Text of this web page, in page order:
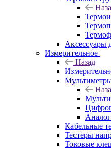
Аксессуары
Измерительное
Назад
Кабельные
Тестеры
Токовые